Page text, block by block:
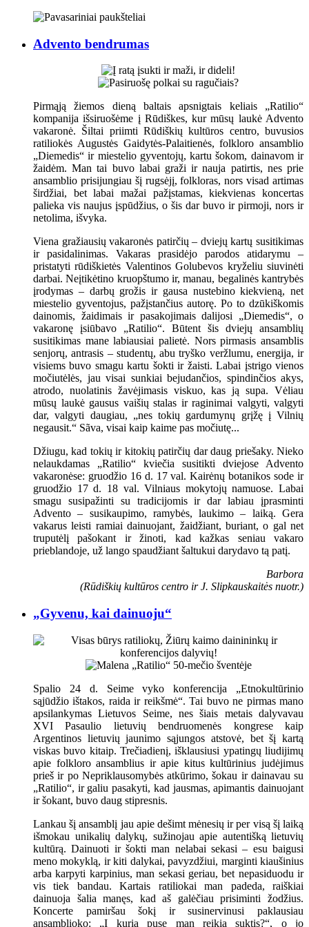
Advento bendrumas
Pirmąją žiemos dieną baltais apsnigtais keliais „Ratilio“
kompanija išsiruošėme į Rūdiškes, kur mūsų laukė Advento
vakaronė. Šiltai priimti Rūdiškių kultūros centro, buvusios
ratiliokės Augustės Gaidytės-Palaitienės, folkloro ansamblio
„Diemedis“ ir miestelio gyventojų, kartu šokom, dainavom ir
žaidėm. Man tai buvo labai graži ir nauja patirtis, nes prie
ansamblio prisijungiau šį rugsėjį, folkloras, nors visad artimas
širdžiai, bet labai mažai pažįstamas, kiekvienas koncertas
palieka vis naujus įspūdžius, o šis dar buvo ir pirmoji, nors ir
netolima, išvyka.
Viena gražiausių vakaronės patirčių – dviejų kartų susitikimas
ir pasidalinimas. Vakaras prasidėjo parodos atidarymu –
pristatyti rūdiškietės Valentinos Golubevos kryželiu siuvinėti
darbai. Neįtikėtino kruopštumo ir, manau, begalinės kantrybės
įrodymas – darbų grožis ir gausa nustebino kiekvieną, net
miestelio gyventojus, pažįstančius autorę. Po to dzūkiškomis
dainomis, žaidimais ir pasakojimais dalijosi „Diemedis“, o
vakaronę įsiūbavo „Ratilio“. Būtent šis dviejų ansamblių
susitikimas mane labiausiai palietė. Nors pirmasis ansamblis
senjorų, antrasis – studentų, abu tryško veržlumu, energija, ir
visiems buvo smagu kartu šokti ir žaisti. Labai įstrigo vienos
močiutėlės, jau visai sunkiai bejudančios, spindinčios akys,
atrodo, nuolatinis žavėjimasis viskuo, kas ją supa. Vėliau
mūsų laukė gausus vaišių stalas ir raginimai valgyti, valgyti
dar, valgyti daugiau, „nes tokių gardumynų grįžę į Vilnių
negausit.“ Sãva, visai kaip kaime pas močiutę...
Džiugu, kad tokių ir kitokių patirčių dar daug priešaky. Nieko
nelaukdamas „Ratilio“ kviečia susitikti dviejose Advento
vakaronėse: gruodžio 16 d. 17 val. Kairėnų botanikos sode ir
gruodžio 17 d. 18 val. Vilniaus mokytojų namuose. Labai
smagu susipažinti su tradicijomis ir dar labiau įprasminti
Advento – susikaupimo, ramybės, laukimo – laiką. Gera
vakarus leisti ramiai dainuojant, žaidžiant, buriant, o gal net
truputėlį pašokant ir žinoti, kad kažkas seniau vakaro
prieblandoje, už lango spaudžiant šaltukui darydavo tą patį.
Barbora
(Rūdiškių kultūros centro ir J. Slipkauskaitės nuotr.)
„Gyvenu, kai dainuoju“
Spalio 24 d. Seime vyko konferencija „Etnokultūrinio
sąjūdžio ištakos, raida ir reikšmė“. Tai buvo ne pirmas mano
apsilankymas Lietuvos Seime, nes šiais metais dalyvavau
XVI Pasaulio lietuvių bendruomenės kongrese kaip
Argentinos lietuvių jaunimo sąjungos atstovė, bet šį kartą
viskas buvo kitaip. Trečiadienį, išklausiusi ypatingų liudijimų
apie folkloro ansamblius ir apie kitus kultūrinius judėjimus
prieš ir po Nepriklausomybės atkūrimo, šokau ir dainavau su
„Ratilio“, ir galiu pasakyti, kad jausmas, apimantis dainuojant
ir šokant, buvo daug stipresnis.
Lankau šį ansamblį jau apie dešimt mėnesių ir per visą šį laiką
išmokau unikalių dalykų, sužinojau apie autentišką lietuvių
kultūrą. Dainuoti ir šokti man nelabai sekasi – esu baigusi
meno mokyklą, ir kiti dalykai, pavyzdžiui, marginti kiaušinius
arba karpyti karpinius, man sekasi geriau, bet nepasiduodu ir
vis tiek bandau. Kartais ratiliokai man padeda, raiškiai
dainuoja šalia manęs, kad aš galėčiau prisiminti žodžius.
Koncerte pamiršau šokį ir susinervinusi paklausiau
ansamblioko: „Į kurią pusę man reikia suktis?“, o jo